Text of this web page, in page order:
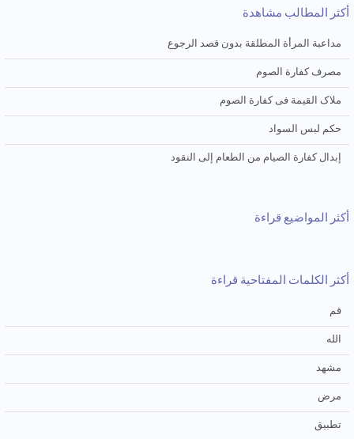
أكثر المطالب مشاهدة
مداعبة المرأة المطلقة بدون قصد الرجوع
مصرف کفارة الصوم
ملاک القیمة فی کفارة الصوم
حکم لبس السواد
إبدال کفارة الصیام من الطعام إلی النقود
أكثر المواضيع قراءة
أكثر الكلمات المفتاحية قراءة
قم
الله
مشهد
مرض
تطبيق